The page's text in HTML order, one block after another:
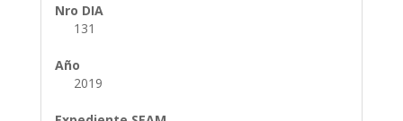
Nro DIA
131
Año
2019